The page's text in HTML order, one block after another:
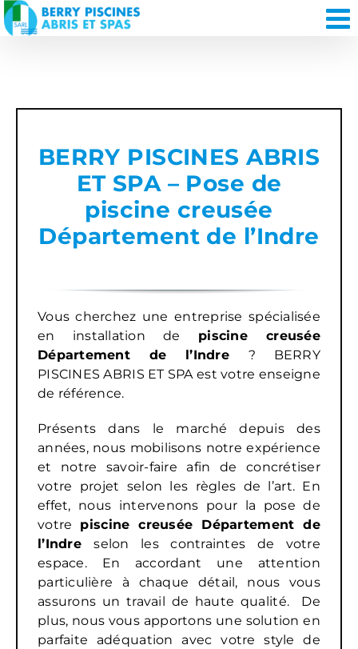
Passer
au
BERRY PISCINES ABRIS
ET SPA – Pose de
piscine creusée
Département de l’Indre
Vous cherchez une entreprise spécialisée
en installation de piscine creusée
Département de l’Indre ? BERRY
PISCINES ABRIS ET SPA est votre enseigne
de référence.
Présents dans le marché depuis des
années, nous mobilisons notre expérience
et notre savoir-faire afin de concrétiser
votre projet selon les règles de l’art. En
effet, nous intervenons pour la pose de
votre piscine creusée Département de
l’Indreselon les contraintes de votre
espace. En accordant une attention
particulière à chaque détail, nous vous
assurons un travail de haute qualité. De
plus, nous vous apportons une solution en
parfaite adéquation avec votre style de